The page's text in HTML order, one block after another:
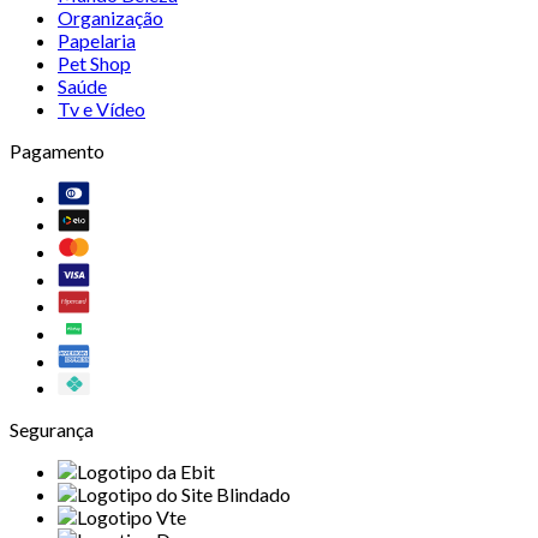
Organização
Papelaria
Pet Shop
Saúde
Tv e Vídeo
Pagamento
Segurança